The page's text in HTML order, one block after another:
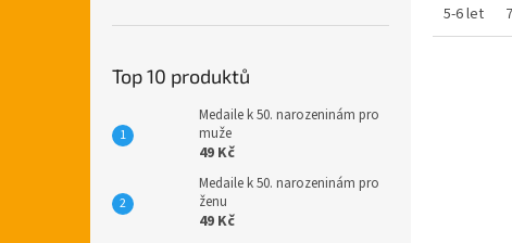
Top 10 produktů
Medaile k 50. narozeninám pro
muže
49 Kč
Medaile k 50. narozeninám pro
ženu
49 Kč
5-6 let